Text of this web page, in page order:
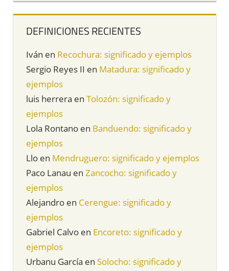
DEFINICIONES RECIENTES
Iván en Recochura: significado y ejemplos
Sergio Reyes II en Matadura: significado y
ejemplos
luis herrera en Tolozón: significado y
ejemplos
Lola Rontano en Banduendo: significado y
ejemplos
Llo en Mendruguero: significado y ejemplos
Paco Lanau en Zancocho: significado y
ejemplos
Alejandro en Cerengue: significado y
ejemplos
Gabriel Calvo en Encoreto: significado y
ejemplos
Urbanu García en Solocho: significado y